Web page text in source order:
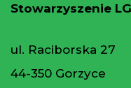
Stowarzyszenie
ul. Raciborska 27
44-350 Gorzyce